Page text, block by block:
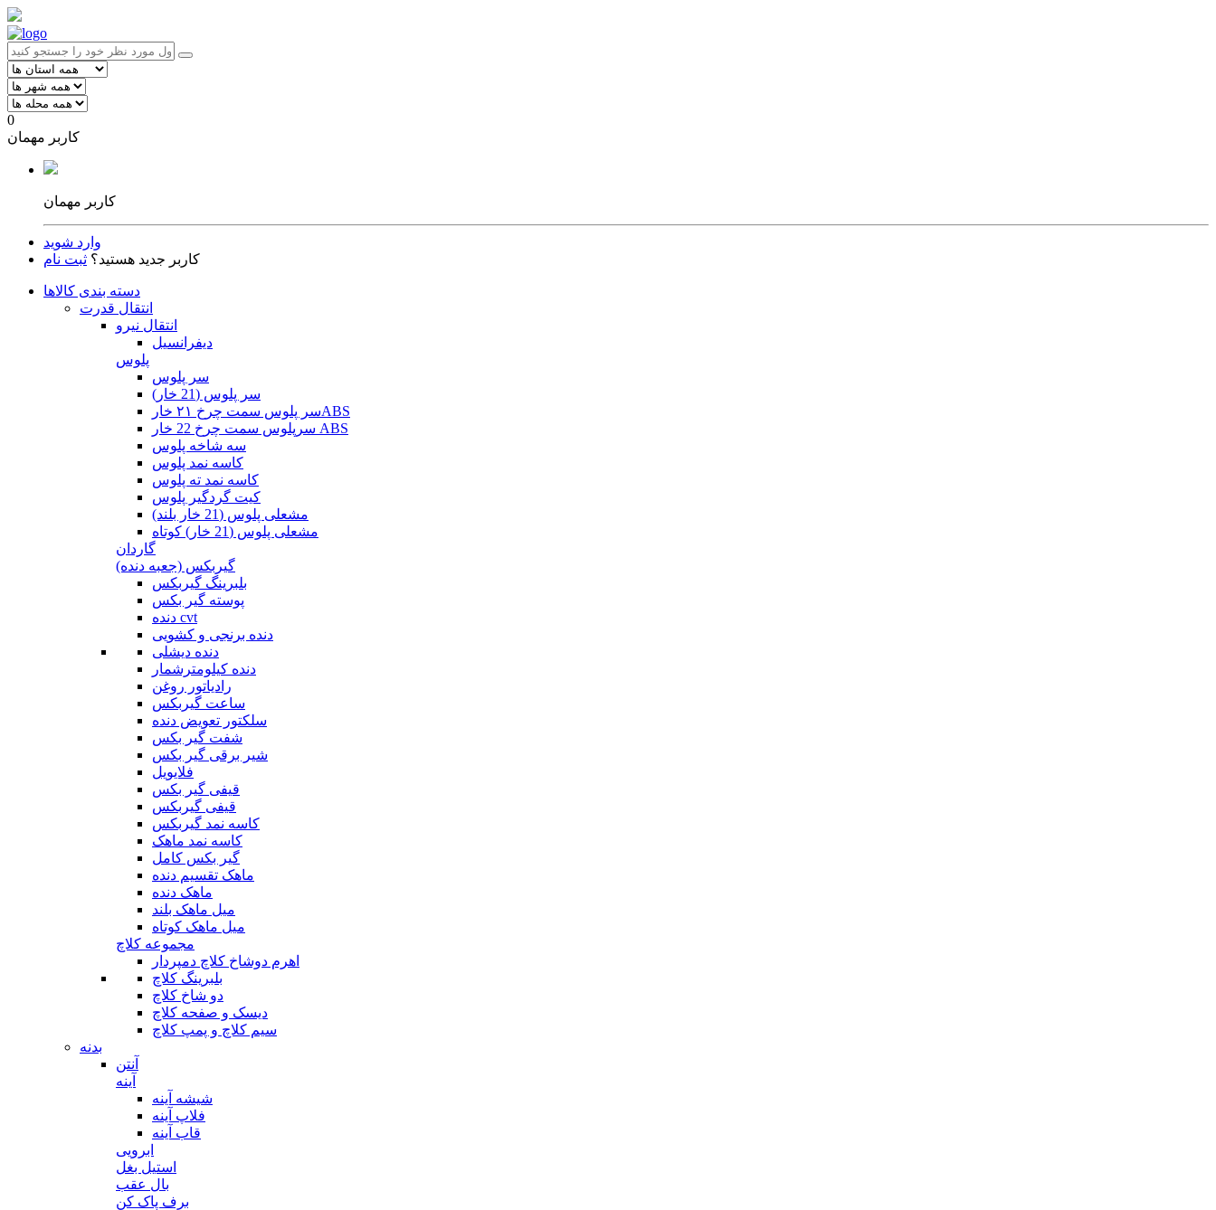
0
کاربر مهمان
کاربر مهمان
وارد شوید
کاربر جدید هستید؟ ثبت نام
دسته بندی کالاها
انتقال قدرت
انتقال نیرو
دیفرانسیل
پلوس
سر پلوس
سر پلوس (21 خار)
سر پلوس سمت چرخ ۲۱ خارABS
سرپلوس سمت چرخ 22 خار ABS
سه شاخه پلوس
کاسه نمد پلوس
کاسه نمد ته پلوس
کیت گردگیر پلوس
مشعلی پلوس (21 خار بلند)
مشعلی پلوس (21 خار) کوتاه
گاردان
گیربکس (جعبه دنده)
بلبرینگ گیربکس
پوسته گیر بکس
دنده cvt
دنده برنجی و کشویی
دنده دیشلی
دنده کیلومترشمار
رادیاتور روغن
ساعت گیربکس
سلکتور تعویض دنده
شفت گیر بکس
شیر برقی گیر بکس
فلایویل
قیفی گیر بکس
قیفی گیربکس
کاسه نمد گیربکس
کاسه نمد ماهک
گیر بکس کامل
ماهک تقسیم دنده
ماهک دنده
میل ماهک بلند
میل ماهک کوتاه
مجموعه کلاچ
اهرم دوشاخ کلاچ دمپردار
بلبرینگ کلاچ
دو شاخ کلاچ
دیسک و صفحه کلاچ
سیم کلاچ و پمپ کلاچ
بدنه
آنتن
آینه
شیشه آینه
فلاپ آینه
قاب آینه
ابرویی
استیل بغل
بال عقب
برف پاک کن